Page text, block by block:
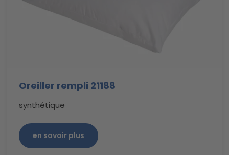
Oreiller rempli 21188
synthétique
en savoir plus